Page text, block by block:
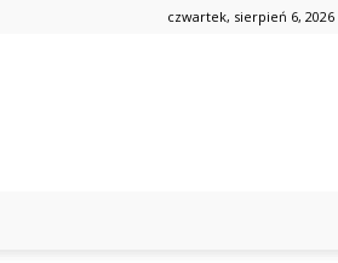
czwartek, sierpień 6, 2026